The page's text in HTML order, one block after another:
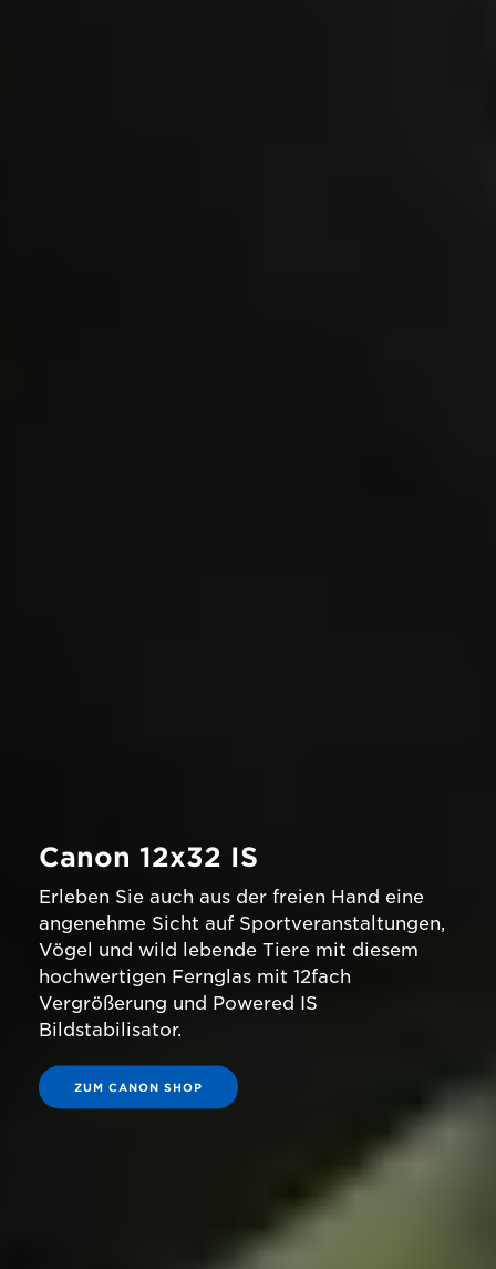
Canon 12x32 IS
Erleben Sie auch aus der freien Hand eine
angenehme Sicht auf Sportveranstaltungen,
Vögel und wild lebende Tiere mit diesem
hochwertigen Fernglas mit 12fach
Vergrößerung und Powered IS
Bildstabilisator.
ZUM CANON SHOP